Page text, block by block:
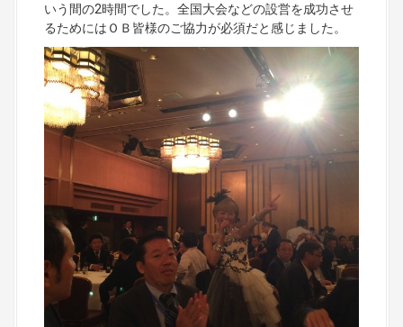
いう間の2時間でした。全国大会などの設営を成功させ
るためにはＯＢ皆様のご協力が必須だと感じました。